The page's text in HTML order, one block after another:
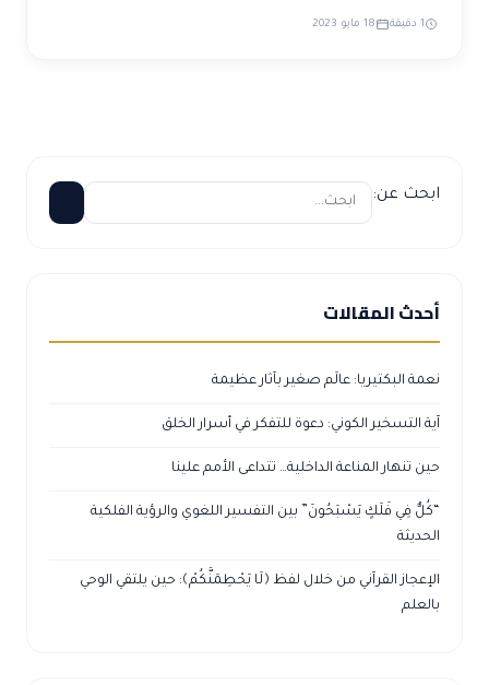
1 دقيقة 18 مايو 2023
ابحث عن:
أحدث المقالات
نعمة البكتيريا: عالَم صغير بآثار عظيمة
آية التسخير الكوني: دعوة للتفكر في أسرار الخلق
حين تنهار المناعة الداخلية… تتداعى الأمم علينا
“كُلٌّ فِي فَلَكٍ يَسْبَحُونَ” بين التفسير اللغوي والرؤية الفلكية
الحديثة
الإعجاز القرآني من خلال لفظ ﴿لَا يَحْطِمَنَّكُمْ﴾: حين يلتقي الوحي
بالعلم